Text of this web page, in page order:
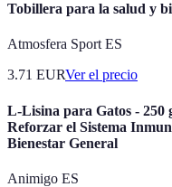
Tobillera para la salud y
Atmosfera Sport ES
3.71 EURVer el precio
L-Lisina para Gatos - 250
Reforzar el Sistema
Bienestar General
Animigo ES